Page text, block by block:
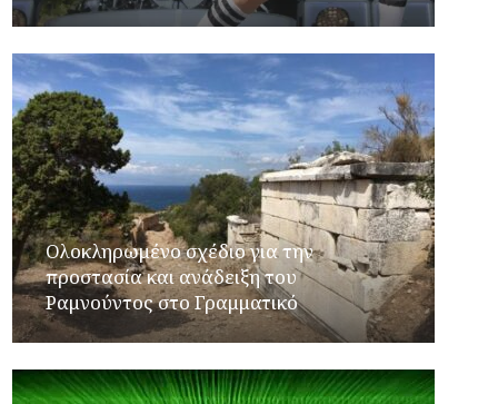
Ολοκληρωμένο σχέδιο για την
προστασία και ανάδειξη του
Ραμνούντος στο Γραμματικό